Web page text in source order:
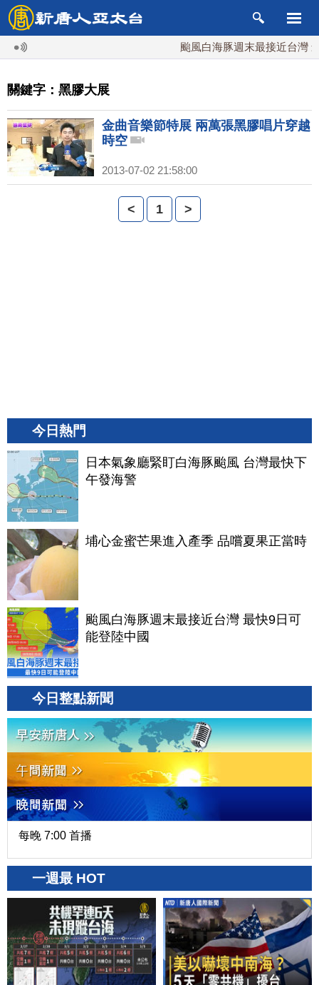
颱風白海豚週末最接近台灣 最
關鍵字：黑膠大展
金曲音樂節特展 兩萬張黑膠唱片穿越
時空
2013-07-02 21:58:00
< 1 >
今日熱門
日本氣象廳緊盯白海豚颱風 台灣最快下
午發海警
埔心金蜜芒果進入產季 品嚐夏果正當時
颱風白海豚週末最接近台灣 最快9日可
能登陸中國
今日整點新聞
每晚 7:00 首播
一週最 HOT